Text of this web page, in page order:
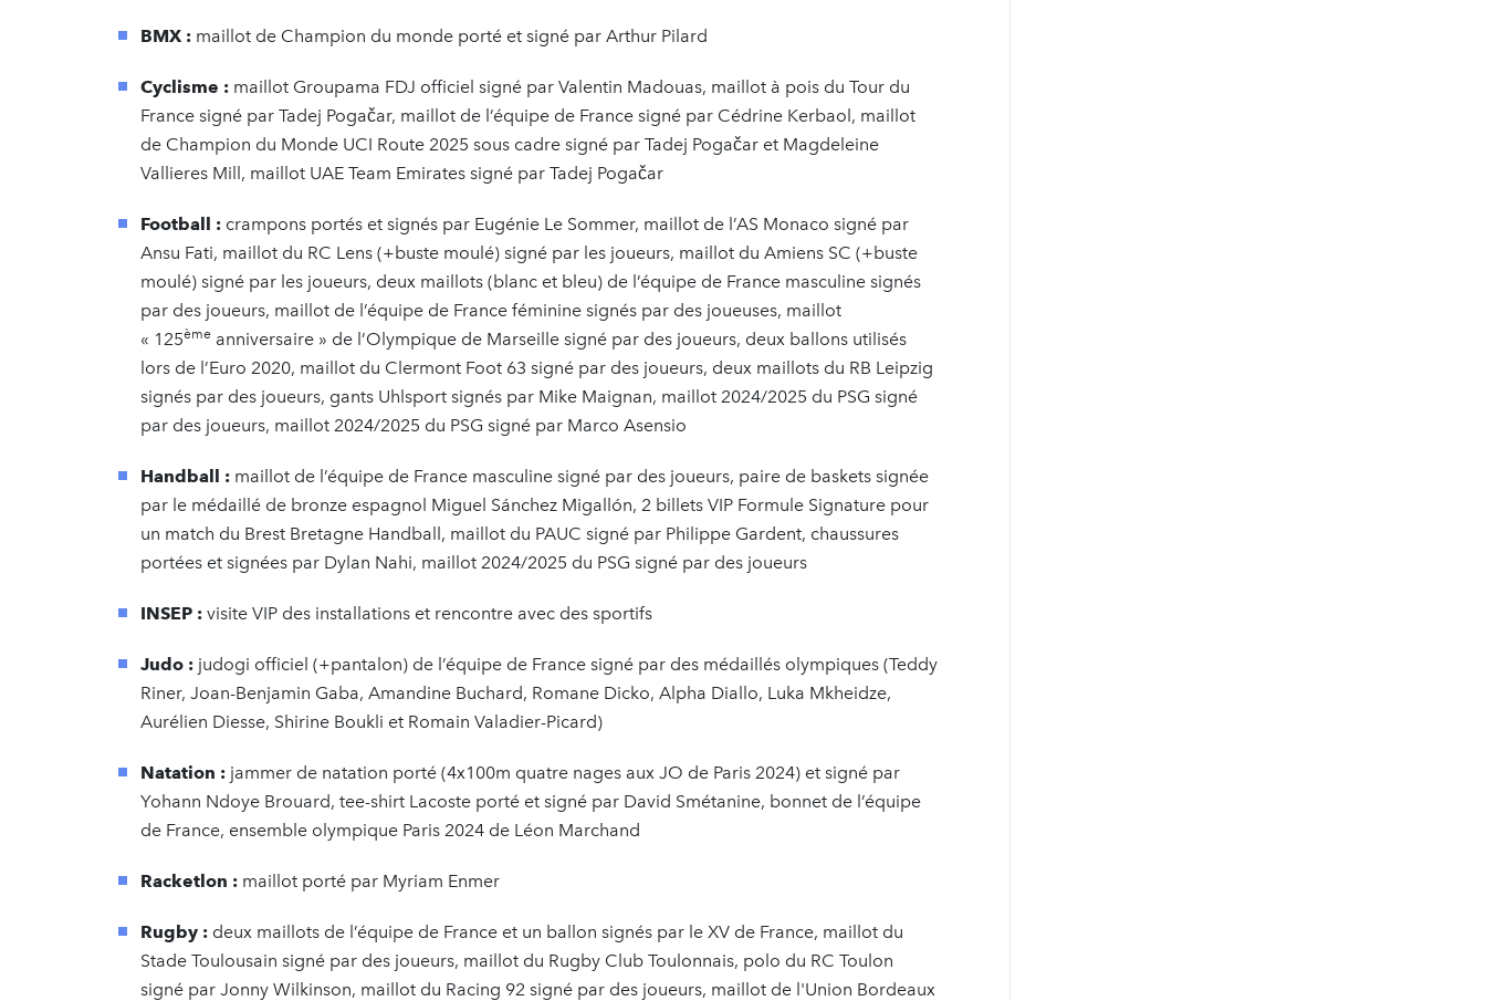
BMX : maillot de Champion du monde porté et signé par Arthur Pilard
Cyclisme : maillot Groupama FDJ officiel signé par Valentin Madouas, maillot à pois du Tour du
France signé par Tadej Pogačar, maillot de l’équipe de France signé par Cédrine Kerbaol, maillot
de Champion du Monde UCI Route 2025 sous cadre signé par Tadej Pogačar et Magdeleine
Vallieres Mill, maillot UAE Team Emirates signé par Tadej Pogačar
Football : crampons portés et signés par Eugénie Le Sommer, maillot de l’AS Monaco signé par
Ansu Fati, maillot du RC Lens (+buste moulé) signé par les joueurs, maillot du Amiens SC (+buste
moulé) signé par les joueurs, deux maillots (blanc et bleu) de l’équipe de France masculine signés
par des joueurs, maillot de l’équipe de France féminine signés par des joueuses, maillot
« 125ème anniversaire » de l’Olympique de Marseille signé par des joueurs, deux ballons utilisés
lors de l’Euro 2020, maillot du Clermont Foot 63 signé par des joueurs, deux maillots du RB Leipzig
signés par des joueurs, gants Uhlsport signés par Mike Maignan, maillot 2024/2025 du PSG signé
par des joueurs, maillot 2024/2025 du PSG signé par Marco Asensio
Handball : maillot de l’équipe de France masculine signé par des joueurs, paire de baskets signée
par le médaillé de bronze espagnol Miguel Sánchez Migallón, 2 billets VIP Formule Signature pour
un match du Brest Bretagne Handball, maillot du PAUC signé par Philippe Gardent, chaussures
portées et signées par Dylan Nahi, maillot 2024/2025 du PSG signé par des joueurs
INSEP : visite VIP des installations et rencontre avec des sportifs
Judo : judogi officiel (+pantalon) de l’équipe de France signé par des médaillés olympiques (Teddy
Riner, Joan-Benjamin Gaba, Amandine Buchard, Romane Dicko, Alpha Diallo, Luka Mkheidze,
Aurélien Diesse, Shirine Boukli et Romain Valadier-Picard)
Natation : jammer de natation porté (4x100m quatre nages aux JO de Paris 2024) et signé par
Yohann Ndoye Brouard, tee-shirt Lacoste porté et signé par David Smétanine, bonnet de l’équipe
de France, ensemble olympique Paris 2024 de Léon Marchand
Racketlon : maillot porté par Myriam Enmer
Rugby : deux maillots de l’équipe de France et un ballon signés par le XV de France, maillot du
Stade Toulousain signé par des joueurs, maillot du Rugby Club Toulonnais, polo du RC Toulon
signé par Jonny Wilkinson, maillot du Racing 92 signé par des joueurs, maillot de l'Union Bordeaux